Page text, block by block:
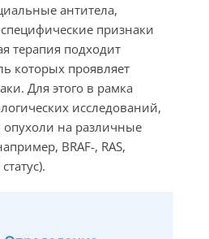
антитела,
признаки
терапия подходит
которых проявляет
Для этого в рамка
исследований,
опухоли на различные
BRAF-, RAS,